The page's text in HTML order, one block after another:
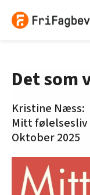
Det som
Kristine Næss:
Mitt følelsesliv
Oktober 2025